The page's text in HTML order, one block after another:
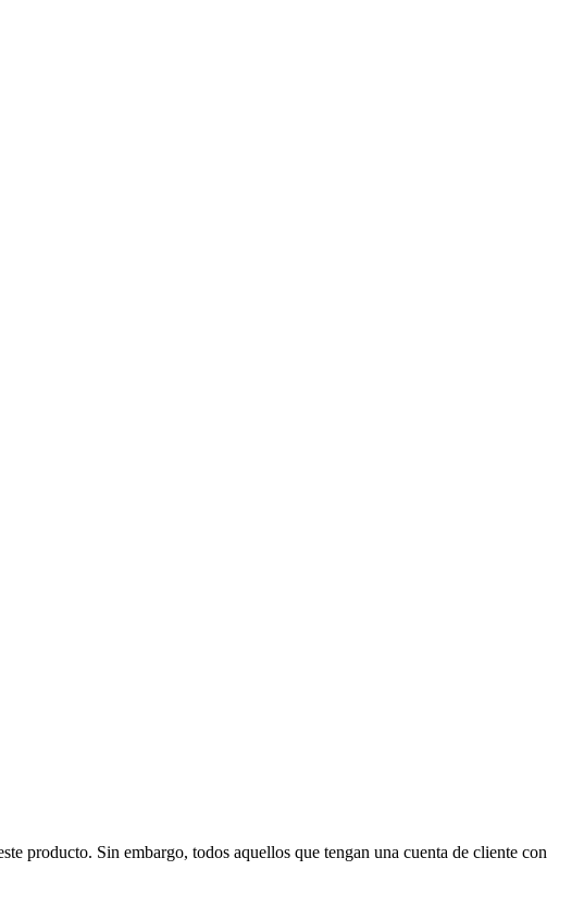
producto. Sin embargo, todos aquellos que tengan una cuenta de cliente con